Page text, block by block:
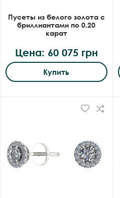
Пусеты из белого золота с
бриллиантами по 0.20
карат
Цена: 60 075 грн
Купить